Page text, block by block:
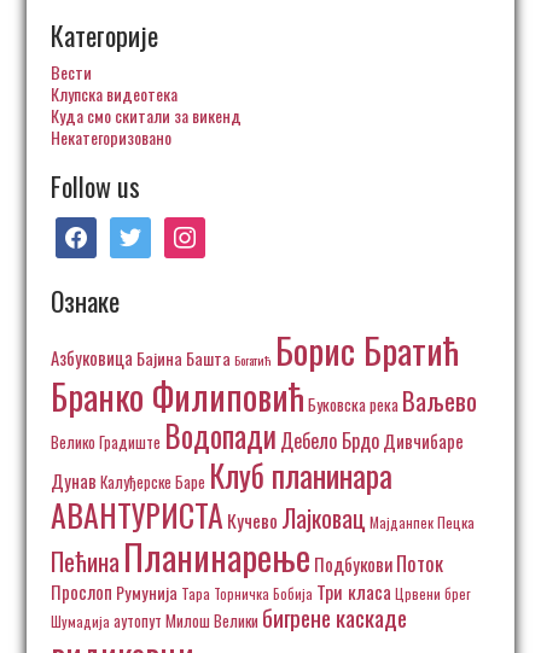
Категорије
Вести
Клупска видеотека
Куда смо скитали за викенд
Некатегоризовано
Follow us
facebooktwitter instagram
Ознаке
Азбуковица Бајина Башта Богатић Борис Братић
Бранко Филиповић Буковска река Ваљево
Велико Градиште Водопади Дебело БрдоДивчибаре
Дунав Калуђерске Баре Клуб планинара
АВАНТУРИСТА Кучево Лајковац Мајданпек Пецка
Пећина Планинарење ПодбуковиПоток
Прослоп Румунија Тара Торничка Бобија Три класа Црвени брег
Шумадија аутопут Милош Велики бигрене каскаде